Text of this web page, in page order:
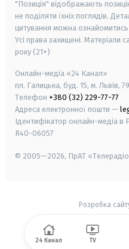
"Позиція" відображають
не поділяти їхніх поглядів.
цитування можна
Усі права захищені. Матеріали
року (21+)
Онлайн-медіа «24 Канал»
пл. Галицька, буд. 15, м. Львів,
Телефон +380 (32) 229-77-77
Адреса електронної пошти —
Ідентифікатор онлайн-медіа в
R40-06057
© 2005—2026, ПрАТ
Розробка
24 Канал TV